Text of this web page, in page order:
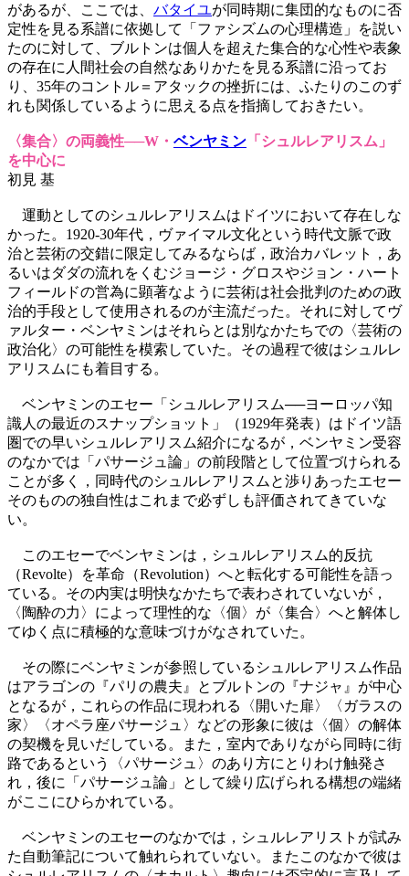
があるが、ここでは、 バタイユが同時期に集団的なものに否
定性を見る系譜に依拠して「ファシズムの心理構造」を説い
たのに対して、ブルトンは個人を超えた集合的な心性や表象
の存在に人間社会の自然なありかたを見る系譜に沿ってお
り、35年のコントル＝アタックの挫折には、ふたりのこのず
れも関係しているように思える点を指摘しておきたい。
〈集合〉の両義性──W・ ベンヤミン 「シュルレアリスム」
を中心に
初見 基
運動としてのシュルレアリスムはドイツにおいて存在しな
かった。1920-30年代，ヴァイマル文化という時代文脈で政
治と芸術の交錯に限定してみるならば，政治カバレット，あ
るいはダダの流れをくむジョージ・グロスやジョン・ハート
フィールドの営為に顕著なように芸術は社会批判のための政
治的手段として使用されるのが主流だった。それに対してヴ
ァルター・ベンヤミンはそれらとは別なかたちでの〈芸術の
政治化〉の可能性を模索していた。その過程で彼はシュルレ
アリスムにも着目する。
ベンヤミンのエセー「シュルレアリスム──ヨーロッパ知
識人の最近のスナップショット」（1929年発表）はドイツ語
圏での早いシュルレアリスム紹介になるが，ベンヤミン受容
のなかでは「パサージュ論」の前段階として位置づけられる
ことが多く，同時代のシュルレアリスムと渉りあったエセー
そのものの独自性はこれまで必ずしも評価されてきていな
い。
このエセーでベンヤミンは，シュルレアリスム的反抗
（Revolte）を革命（Revolution）へと転化する可能性を語っ
ている。その内実は明快なかたちで表わされていないが，
〈陶酔の力〉によって理性的な〈個〉が〈集合〉へと解体し
てゆく点に積極的な意味づけがなされていた。
その際にベンヤミンが参照しているシュルレアリスム作品
はアラゴンの『パリの農夫』とブルトンの『ナジャ』が中心
となるが，これらの作品に現われる〈開いた扉〉〈ガラスの
家〉〈オペラ座パサージュ〉などの形象に彼は〈個〉の解体
の契機を見いだしている。また，室内でありながら同時に街
路であるという〈パサージュ〉のあり方にとりわけ触発さ
れ，後に「パサージュ論」として繰り広げられる構想の端緒
がここにひらかれている。
ベンヤミンのエセーのなかでは，シュルレアリストが試み
た自動筆記について触れられていない。またこのなかで彼は